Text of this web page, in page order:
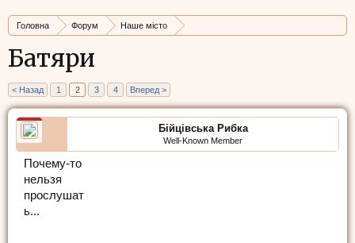
Головна Форум
Наше місто
Батяри
< Назад 1 2 3 4 Вперед >
Бійцівська Рибка
Well-Known Member
Почему-то
нельзя
прослушат
ь...